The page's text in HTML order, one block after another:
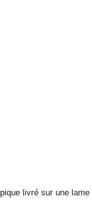
livré sur une lame